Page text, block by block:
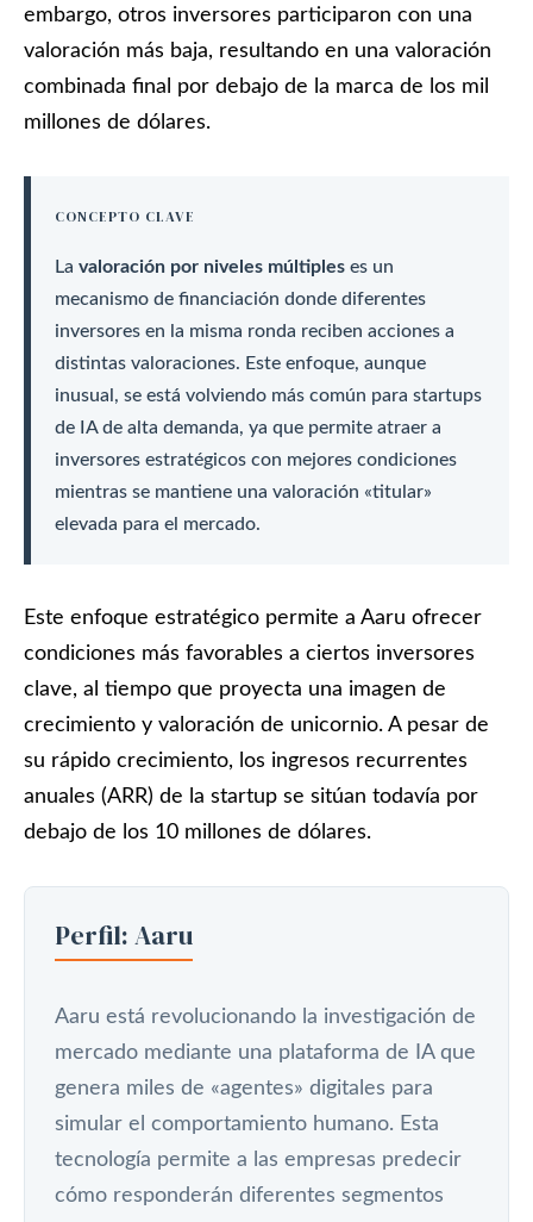
embargo, otros inversores participaron con una
valoración más baja, resultando en una valoración
combinada final por debajo de la marca de los mil
millones de dólares.
CONCEPTO CLAVE
La valoración por niveles múltiples es un
mecanismo de financiación donde diferentes
inversores en la misma ronda reciben acciones a
distintas valoraciones. Este enfoque, aunque
inusual, se está volviendo más común para startups
de IA de alta demanda, ya que permite atraer a
inversores estratégicos con mejores condiciones
mientras se mantiene una valoración «titular»
elevada para el mercado.
Este enfoque estratégico permite a Aaru ofrecer
condiciones más favorables a ciertos inversores
clave, al tiempo que proyecta una imagen de
crecimiento y valoración de unicornio. A pesar de
su rápido crecimiento, los ingresos recurrentes
anuales (ARR) de la startup se sitúan todavía por
debajo de los 10 millones de dólares.
Perfil: Aaru
Aaru está revolucionando la investigación de
mercado mediante una plataforma de IA que
genera miles de «agentes» digitales para
simular el comportamiento humano. Esta
tecnología permite a las empresas predecir
cómo responderán diferentes segmentos